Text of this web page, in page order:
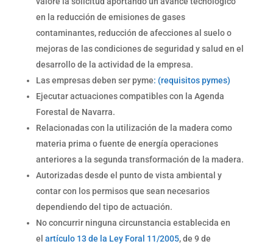
en la reducción de emisiones de gases
contaminantes, reducción de afecciones al suelo o
mejoras de las condiciones de seguridad y salud en el
desarrollo de la actividad de la empresa.
Las empresas deben ser pyme: (requisitos pymes)
Ejecutar actuaciones compatibles con la Agenda
Forestal de Navarra.
Relacionadas con la utilización de la madera como
materia prima o fuente de energía operaciones
anteriores a la segunda transformación de la madera.
Autorizadas desde el punto de vista ambiental y
contar con los permisos que sean necesarios
dependiendo del tipo de actuación.
No concurrir ninguna circunstancia establecida en
el artículo 13 de la Ley Foral 11/2005, de 9 de